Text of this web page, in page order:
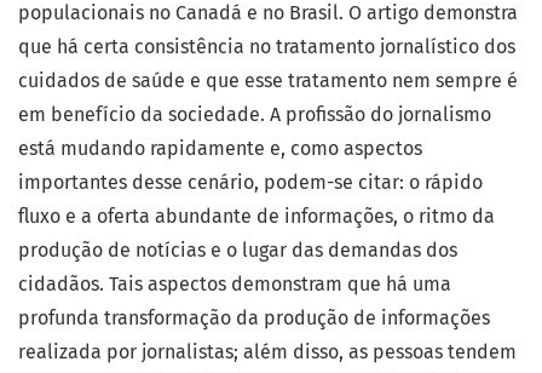
populacionais no Canadá e no Brasil. O artigo demonstra
que há certa consistência no tratamento jornalístico dos
cuidados de saúde e que esse tratamento nem sempre é
em benefício da sociedade. A profissão do jornalismo
está mudando rapidamente e, como aspectos
importantes desse cenário, podem-se citar: o rápido
fluxo e a oferta abundante de informações, o ritmo da
produção de notícias e o lugar das demandas dos
cidadãos. Tais aspectos demonstram que há uma
profunda transformação da produção de informações
realizada por jornalistas; além disso, as pessoas tendem